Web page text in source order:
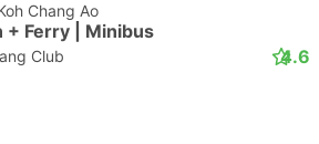
Chang Ao
+ Ferry | Minibus
Club 4.6